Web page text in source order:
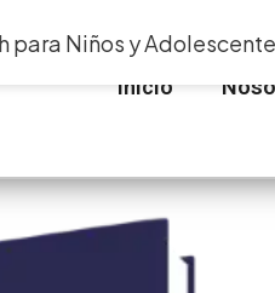
Inicio
para Niños y